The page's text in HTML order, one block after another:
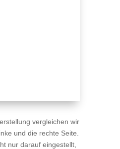
ver­glei­chen wir
und die rechte Seite.
nur dar­auf ein­ge­stellt,